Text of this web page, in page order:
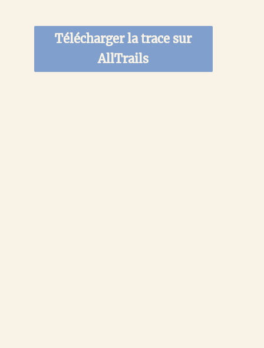
Télécharger la trace sur
AllTrails